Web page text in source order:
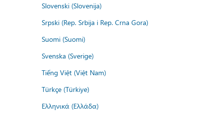
Slovenski (Slovenija)
Srpski (Rep. Srbija i Rep. Crna Gora)
Suomi (Suomi)
Svenska (Sverige)
Tiếng Việt (Việt Nam)
Türkçe (Türkiye)
Ελληνικά (Ελλάδα)